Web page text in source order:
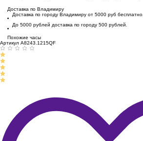
Доставка по Владимиру
Доставка по городу Владимиру от 5000 руб бесплатно.
До 5000 рублей доставка по городу 500 рублей.
Похожие часы
Артикул A8243.1215QF